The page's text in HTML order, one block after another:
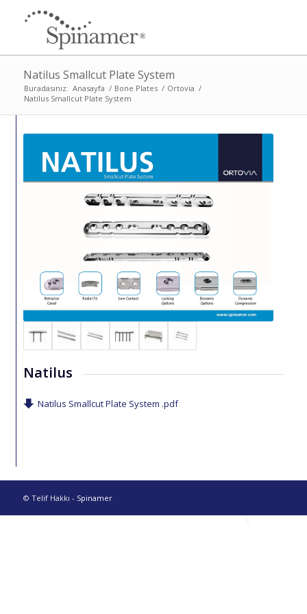
Natilus Smallcut Plate System
Buradasınız: Anasayfa / Bone Plates / Ortovia /
Natilus Smallcut Plate System
Natilus
Natilus Smallcut Plate System .pdf
© Telif Hakkı - Spinamer